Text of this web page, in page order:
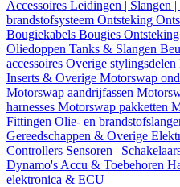
Accessoires Leidingen | Slangen
brandstofsysteem Ontsteking
Bougiekabels Bougies
Oliedoppen Tanks & Slangen
accessoires Overige stylingsdelen
Inserts & Overige Motorswap
Motorswap aandrijfassen
harnesses Motorswap pakketten
Fittingen Olie- en
Gereedschappen & Overige
Controllers Sensoren |
Dynamo's Accu & Toebehoren
elektronica & ECU